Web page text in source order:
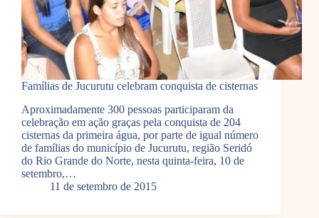
Famílias de Jucurutu celebram conquista de cisternas
Aproximadamente 300 pessoas participaram da
celebração em ação graças pela conquista de 204
cisternas da primeira água, por parte de igual número
de famílias do município de Jucurutu, região Seridó
do Rio Grande do Norte, nesta quinta-feira, 10 de
setembro,…
11 de setembro de 2015